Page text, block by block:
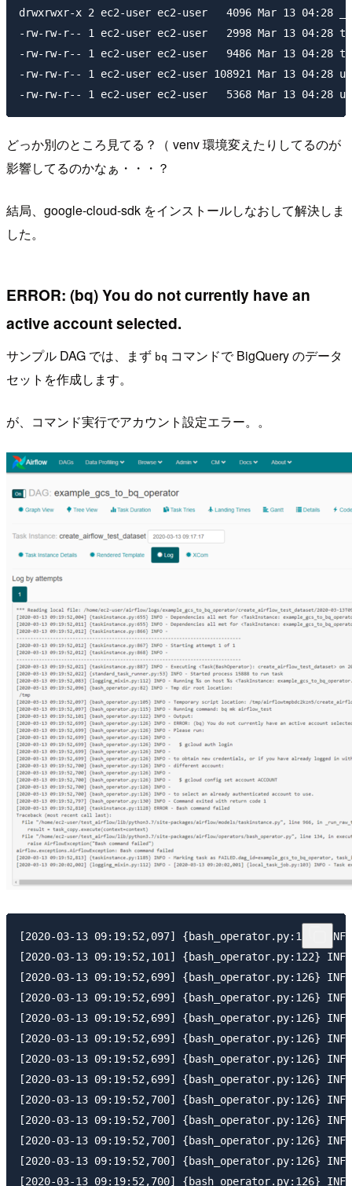
drwxrwxr-x 2 ec2-user ec2-user   4096 Mar 13 04:28
-rw-rw-r-- 1 ec2-user ec2-user   2998 Mar 13 04:28
-rw-rw-r-- 1 ec2-user ec2-user   9486 Mar 13 04:28
-rw-rw-r-- 1 ec2-user ec2-user 108921 Mar 13 04:28
どっか別のところ見てる？（ venv 環境変えたりしてるのが
影響してるのかなぁ・・・？
結局、google-cloud-sdk をインストールしなおして解決しま
した。
ERROR: (bq) You do not currently have an
active account selected.
サンプル DAG では、まず bq コマンドで BigQuery のデータ
セットを作成します。
が、コマンド実行でアカウント設定エラー。。
[2020-03-13 09:19:52,097] {bash_operator.py:115}
[2020-03-13 09:19:52,101] {bash_operator.py:122}
[2020-03-13 09:19:52,699] {bash_operator.py:126}
[2020-03-13 09:19:52,699] {bash_operator.py:126}
[2020-03-13 09:19:52,699] {bash_operator.py:126}
[2020-03-13 09:19:52,699] {bash_operator.py:126}
[2020-03-13 09:19:52,699] {bash_operator.py:126}
[2020-03-13 09:19:52,699] {bash_operator.py:126}
[2020-03-13 09:19:52,700] {bash_operator.py:126}
[2020-03-13 09:19:52,700] {bash_operator.py:126}
[2020-03-13 09:19:52,700] {bash_operator.py:126}
[2020-03-13 09:19:52,700] {bash_operator.py:126}
[2020-03-13 09:19:52,700] {bash_operator.py:126}